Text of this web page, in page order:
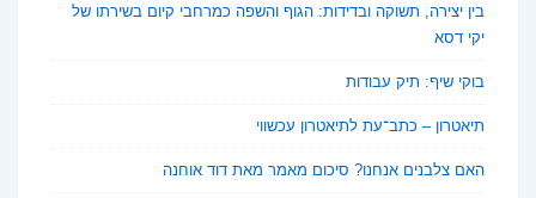
בין יצירה, תשוקה ובדידות: הגוף והשפה כמרחבי קיום בשירתו של
יקי דסא
בוקי שיף: תיק עבודות
תיאטרון – כתב־עת לתיאטרון עכשווי
האם צלבנים אנחנו? סיכום מאמר מאת דוד אוחנה